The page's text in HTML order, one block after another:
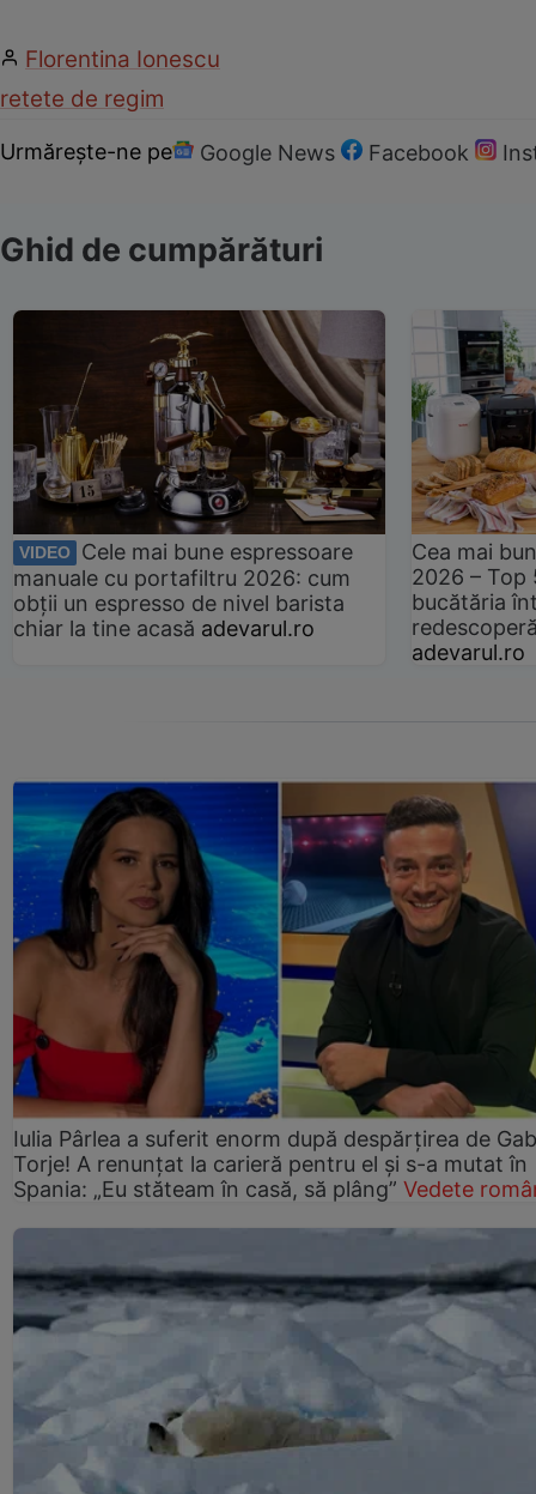
Florentina Ionescu
retete de regim
Urmărește-ne pe Google News Facebook
Ghid de cumpărături
VIDEO
Cele mai bune espressoare
manuale cu portafiltru 2026: cum
obții un espresso de nivel barista
chiar la tine acasă adevarul.ro
Cea mai
2026 –
bucătăria
adevarul.ro
Iulia Pârlea a suferit enorm după despărțirea de
Torje! A renunțat la carieră pentru el și s-a mutat în
Spania: „Eu stăteam în casă, să plâng” Vedete